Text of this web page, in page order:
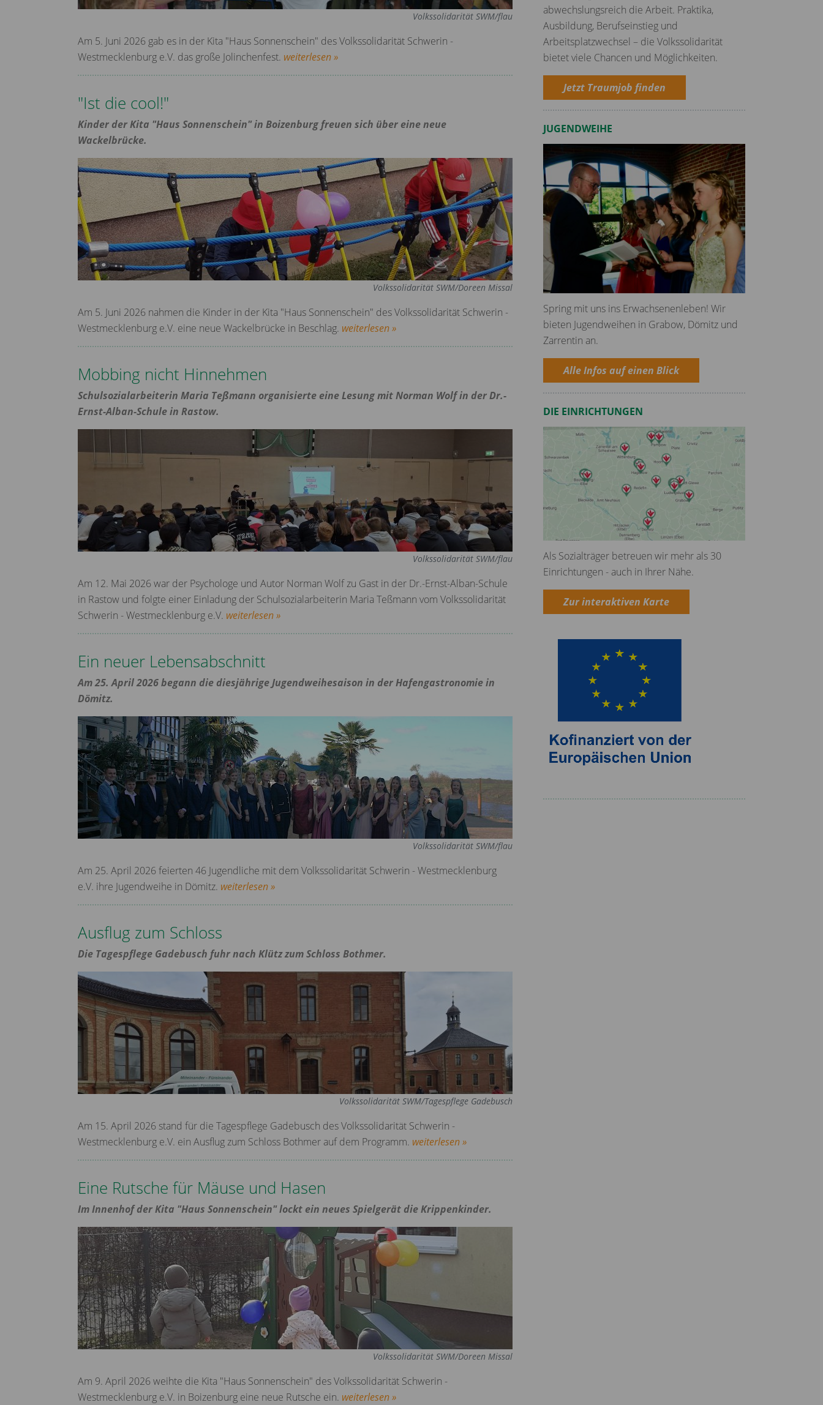
Volkssolidarität SWM/flau
Am 5. Juni 2026 gab es in der Kita "Haus Sonnenschein" des Volkssolidarität Schwerin -
Westmecklenburg e.V. das große Jolinchenfest. weiterlesen »
"Ist die cool!"
Kinder der Kita "Haus Sonnenschein" in Boizenburg freuen sich über eine neue
Wackelbrücke.
Volkssolidarität SWM/Doreen Missal
Am 5. Juni 2026 nahmen die Kinder in der Kita "Haus Sonnenschein" des Volkssolidarität Schwerin -
Westmecklenburg e.V. eine neue Wackelbrücke in Beschlag. weiterlesen »
Mobbing nicht Hinnehmen
Schulsozialarbeiterin Maria Teßmann organisierte eine Lesung mit Norman Wolf in der Dr.-
Ernst-Alban-Schule in Rastow.
Volkssolidarität SWM/flau
Am 12. Mai 2026 war der Psychologe und Autor Norman Wolf zu Gast in der Dr.-Ernst-Alban-Schule
in Rastow und folgte einer Einladung der Schulsozialarbeiterin Maria Teßmann vom Volkssolidarität
Schwerin - Westmecklenburg e.V. weiterlesen »
Ein neuer Lebensabschnitt
Am 25. April 2026 begann die diesjährige Jugendweihesaison in der Hafengastronomie in
Dömitz.
Volkssolidarität SWM/flau
Am 25. April 2026 feierten 46 Jugendliche mit dem Volkssolidarität Schwerin - Westmecklenburg
e.V. ihre Jugendweihe in Dömitz. weiterlesen »
Ausflug zum Schloss
Die Tagespflege Gadebusch fuhr nach Klütz zum Schloss Bothmer.
Volkssolidarität SWM/Tagespflege Gadebusch
Am 15. April 2026 stand für die Tagespflege Gadebusch des Volkssolidarität Schwerin -
Westmecklenburg e.V. ein Ausflug zum Schloss Bothmer auf dem Programm. weiterlesen »
Eine Rutsche für Mäuse und Hasen
Im Innenhof der Kita "Haus Sonnenschein" lockt ein neues Spielgerät die Krippenkinder.
Volkssolidarität SWM/Doreen Missal
Am 9. April 2026 weihte die Kita "Haus Sonnenschein" des Volkssolidarität Schwerin -
Westmecklenburg e.V. in Boizenburg eine neue Rutsche ein. weiterlesen »
abwechslungsreich die Arbeit. Praktika,
Ausbildung, Berufseinstieg und
Arbeitsplatzwechsel – die Volkssolidarität
bietet viele Chancen und Möglichkeiten.
Jetzt Traumjob finden
JUGENDWEIHE
Spring mit uns ins Erwachsenenleben! Wir
bieten Jugendweihen in Grabow, Dömitz und
Zarrentin an.
Alle Infos auf einen Blick
DIE EINRICHTUNGEN
Als Sozialträger betreuen wir mehr als 30
Einrichtungen - auch in Ihrer Nähe.
Zur interaktiven Karte